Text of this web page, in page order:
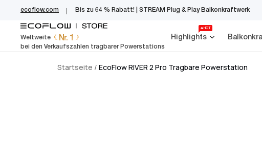
EcoFlow Germany
springen
ecoflow.com Bis zu 64 % Rabatt! | STREAM Plug & Play Balkonkraftwerk
Weltweite Nr. 1
bei den Verkaufszahlen tragbarer Powerstations
Highlights
🔥HOT
Startseite / EcoFlow RIVER 2 Pro Tragbare Powerstation